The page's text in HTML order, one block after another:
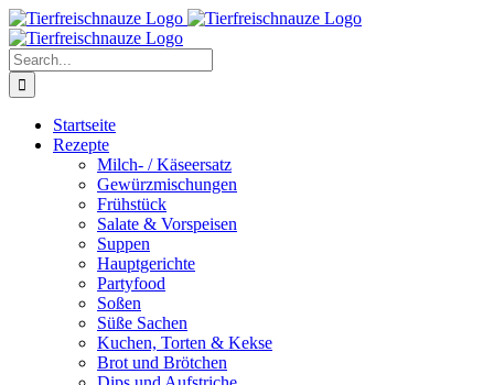
Skip
to
content
Facebook
YouTube
X
Pinterest
Instagram
Search
for:
Startseite
Rezepte
Milch- / Käseersatz
Gewürzmischungen
Frühstück
Salate & Vorspeisen
Suppen
Hauptgerichte
Partyfood
Soßen
Süße Sachen
Kuchen, Torten & Kekse
Brot und Brötchen